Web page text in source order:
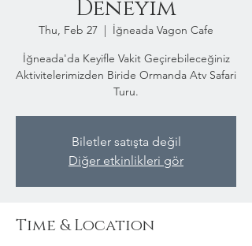
Deneyim
Thu, Feb 27
  |
İğneada Vagon Cafe
İğneada'da Keyifle Vakit Geçirebileceğiniz
Aktivitelerimizden Biride Ormanda Atv Safari
Turu.
Biletler satışta değil
Diğer etkinlikleri gör
Time & Location